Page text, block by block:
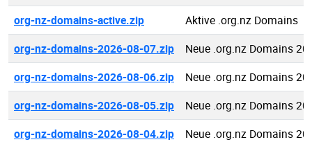
org-nz-domains-active.zip
Aktive .org.nz Domains
org-nz-domains-2026-08-07.zip
Neue .org.nz Domains
org-nz-domains-2026-08-06.zip
Neue .org.nz Domains
org-nz-domains-2026-08-05.zip
Neue .org.nz Domains
org-nz-domains-2026-08-04.zip
Neue .org.nz Domains